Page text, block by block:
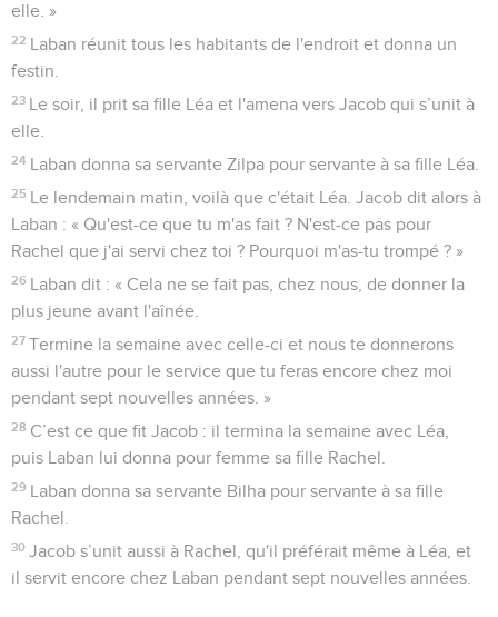
elle. »
22 Laban réunit tous les habitants de l'endroit et donna un
festin.
23 Le soir, il prit sa fille Léa et l'amena vers Jacob qui s’unit à
elle.
24 Laban donna sa servante Zilpa pour servante à sa fille Léa.
25 Le lendemain matin, voilà que c'était Léa. Jacob dit alors à
Laban : « Qu'est-ce que tu m'as fait ? N'est-ce pas pour
Rachel que j'ai servi chez toi ? Pourquoi m'as-tu trompé ? »
26 Laban dit : « Cela ne se fait pas, chez nous, de donner la
plus jeune avant l'aînée.
27 Termine la semaine avec celle-ci et nous te donnerons
aussi l'autre pour le service que tu feras encore chez moi
pendant sept nouvelles années. »
28 C’est ce que fit Jacob : il termina la semaine avec Léa,
puis Laban lui donna pour femme sa fille Rachel.
29 Laban donna sa servante Bilha pour servante à sa fille
Rachel.
30 Jacob s’unit aussi à Rachel, qu'il préférait même à Léa, et
il servit encore chez Laban pendant sept nouvelles années.